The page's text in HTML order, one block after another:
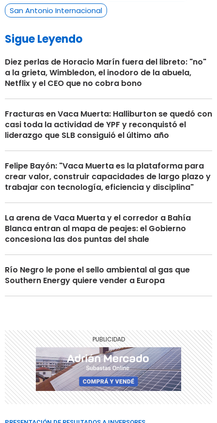
San Antonio Internacional
Sigue Leyendo
Diez perlas de Horacio Marín fuera del libreto: "no"
a la grieta, Wimbledon, el inodoro de la abuela,
Netflix y el CEO que no cobra bono
Fracturas en Vaca Muerta: Halliburton se quedó con
casi toda la actividad de YPF y reconquistó el
liderazgo que SLB consiguió el último año
Felipe Bayón: "Vaca Muerta es la plataforma para
crear valor, construir capacidades de largo plazo y
trabajar con tecnología, eficiencia y disciplina"
La arena de Vaca Muerta y el corredor a Bahía
Blanca entran al mapa de peajes: el Gobierno
concesiona las dos puntas del shale
Río Negro le pone el sello ambiental al gas que
Southern Energy quiere vender a Europa